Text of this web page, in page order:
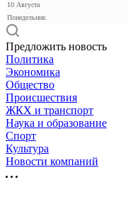
10 Августа
Понедельник
Предложить новость
Политика
Экономика
Общество
Происшествия
ЖКХ и транспорт
Наука и образование
Спорт
Культура
Новости компаний